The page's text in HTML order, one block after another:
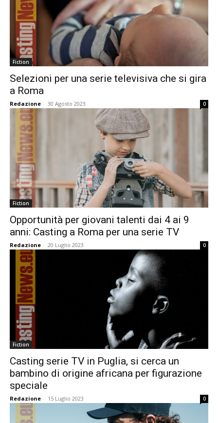
Fiction
Selezioni per una serie televisiva che si gira
a Roma
Redazione - 30 Agosto 2023 0
Fiction
Opportunità per giovani talenti dai 4 ai 9
anni: Casting a Roma per una serie TV
Redazione - 20 Luglio 2023 0
Fiction
Casting serie TV in Puglia, si cerca un
bambino di origine africana per figurazione
speciale
Redazione - 15 Luglio 2023 0